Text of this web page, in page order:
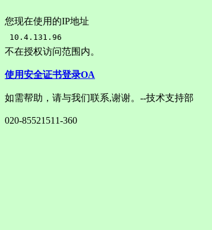
您现在使用的IP地址
不在授权访问范围内。
使用安全证书登录OA
如需帮助，请与我们联系,谢谢。--技术支持部
020-85521511-360